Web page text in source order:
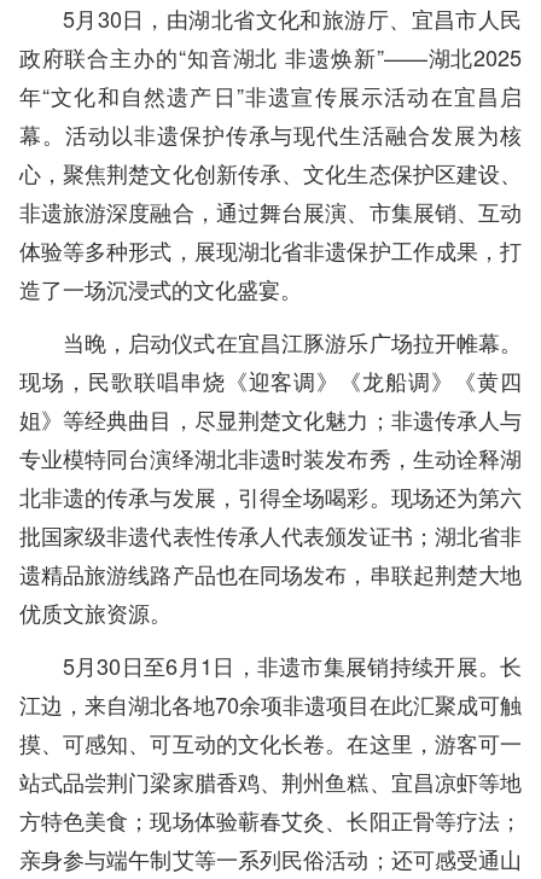
5月30日，由湖北省文化和旅游厅、宜昌市人民
政府联合主办的“知音湖北 非遗焕新”——湖北2025
年“文化和自然遗产日”非遗宣传展示活动在宜昌启
幕。活动以非遗保护传承与现代生活融合发展为核
心，聚焦荆楚文化创新传承、文化生态保护区建设、
非遗旅游深度融合，通过舞台展演、市集展销、互动
体验等多种形式，展现湖北省非遗保护工作成果，打
造了一场沉浸式的文化盛宴。
当晚，启动仪式在宜昌江豚游乐广场拉开帷幕。
现场，民歌联唱串烧《迎客调》《龙船调》《黄四
姐》等经典曲目，尽显荆楚文化魅力；非遗传承人与
专业模特同台演绎湖北非遗时装发布秀，生动诠释湖
北非遗的传承与发展，引得全场喝彩。现场还为第六
批国家级非遗代表性传承人代表颁发证书；湖北省非
遗精品旅游线路产品也在同场发布，串联起荆楚大地
优质文旅资源。
5月30日至6月1日，非遗市集展销持续开展。长
江边，来自湖北各地70余项非遗项目在此汇聚成可触
摸、可感知、可互动的文化长卷。在这里，游客可一
站式品尝荆门梁家腊香鸡、荆州鱼糕、宜昌凉虾等地
方特色美食；现场体验蕲春艾灸、长阳正骨等疗法；
亲身参与端午制艾等一系列民俗活动；还可感受通山